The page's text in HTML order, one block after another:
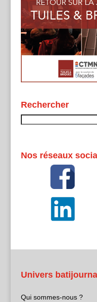
Rechercher
Nos réseaux
Univers batijournal
Qui sommes-nous ?